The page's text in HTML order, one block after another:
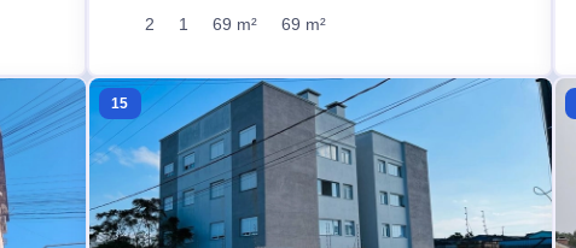
2 1 69 m² 69 m²
15